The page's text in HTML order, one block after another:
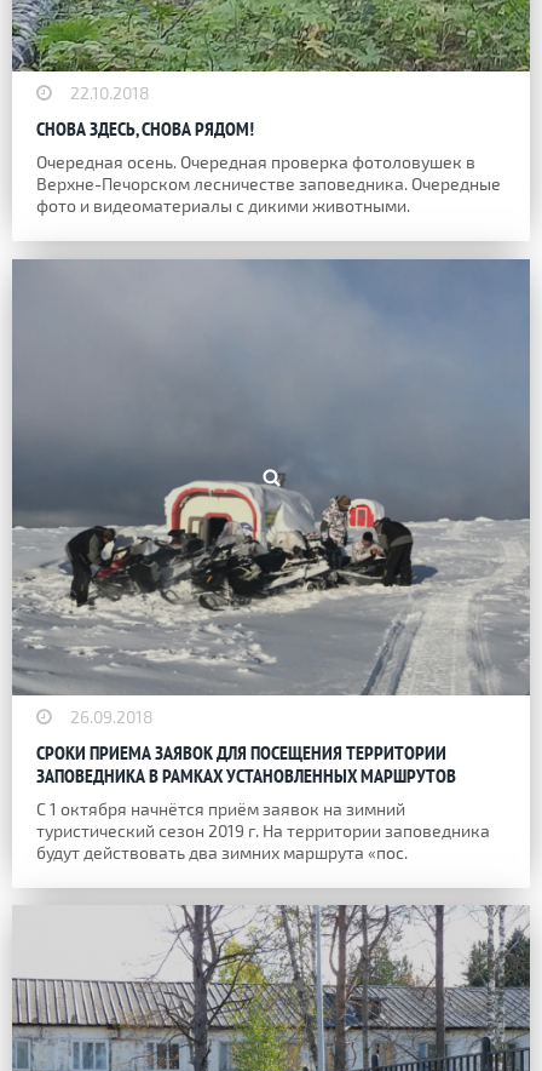
22.10.2018
СНОВА ЗДЕСЬ, СНОВА РЯДОМ!
Очередная осень. Очередная проверка фотоловушек в
Верхне-Печорском лесничестве заповедника. Очередные
фото и видеоматериалы с дикими животными.
26.09.2018
СРОКИ ПРИЕМА ЗАЯВОК ДЛЯ ПОСЕЩЕНИЯ ТЕРРИТОРИИ
ЗАПОВЕДНИКА В РАМКАХ УСТАНОВЛЕННЫХ МАРШРУТОВ
С 1 октября начнётся приём заявок на зимний
туристический сезон 2019 г. На территории заповедника
будут действовать два зимних маршрута «пос.